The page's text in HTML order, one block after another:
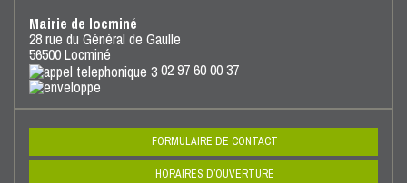
Mairie de locminé
28 rue du Général de Gaulle
56500 Locminé
02 97 60 00 37
FORMULAIRE DE CONTACT
HORAIRES D’OUVERTURE